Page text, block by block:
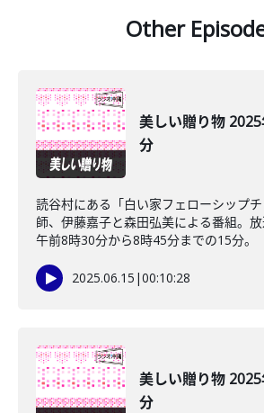
Other
美しい贈り物
分
読谷村にある「白い家フェローシップ
師、伊藤嘉子と森田弘美による番組。放
午前8時30分から8時45分までの15分。
2025.06.15 |00:10:28
美しい贈り物
分